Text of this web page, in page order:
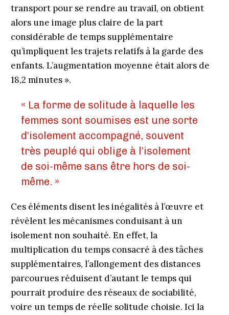
transport pour se rendre au travail, on obtient
alors une image plus claire de la part
considérable de temps supplémentaire
qu’impliquent les trajets relatifs à la garde des
enfants. L’augmentation moyenne était alors de
18,2 minutes ».
« La forme de solitude à laquelle les
femmes sont soumises est une sorte
d’isolement accompagné, souvent
très peuplé qui oblige à l’isolement
de soi-même sans être hors de soi-
même. »
Ces éléments disent les inégalités à l’œuvre et
révèlent les mécanismes conduisant à un
isolement non souhaité. En effet, la
multiplication du temps consacré à des tâches
supplémentaires, l’allongement des distances
parcourues réduisent d’autant le temps qui
pourrait produire des réseaux de sociabilité,
voire un temps de réelle solitude choisie. Ici la